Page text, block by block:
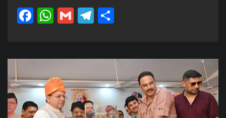
Facebook
WhatsApp
GmailTelegram